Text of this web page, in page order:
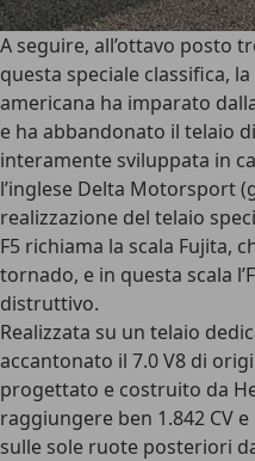
A seguire, all’ottavo posto
questa speciale classifica, la
americana ha imparato
e ha abbandonato il telaio
interamente sviluppata in
l’inglese Delta Motorsport
realizzazione del telaio
F5 richiama la scala Fujita,
tornado, e in questa scala
distruttivo.
Realizzata su un telaio
accantonato il 7.0 V8 di
progettato e costruito da
raggiungere ben 1.842 CV
sulle sole ruote posteriori